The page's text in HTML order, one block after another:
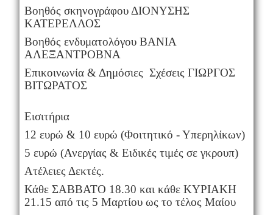
Βοηθός σκηνογράφου ΔΙΟΝΥΣΗΣ
ΚΑΤΕΡΕΛΛΟΣ
Βοηθός ενδυματολόγου ΒΑΝΙΑ
ΑΛΕΞΑΝΤΡΟΒΝΑ
Επικοινωνία & Δημόσιες Σχέσεις ΓΙΩΡΓΟΣ
ΒΙΤΩΡΑΤΟΣ
Εισιτήρια
12 ευρώ & 10 ευρώ (Φοιτητικό - Υπερηλίκων)
5 ευρώ (Ανεργίας & Ειδικές τιμές σε γκρουπ)
Ατέλειες Δεκτές.
Κάθε ΣΑΒΒΑΤΟ 18.30 και κάθε ΚΥΡΙΑΚΗ
21.15 από τις 5 Μαρτίου ως το τέλος Μαίου